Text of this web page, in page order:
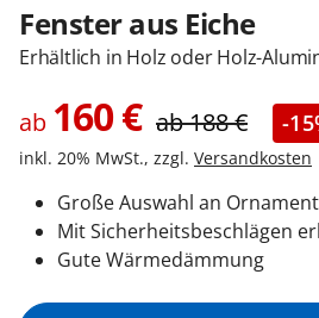
Anmelden / Registrieren
Fenster aus Eiche
Erhältlich in Holz oder Holz-
ab 160€ ab188€ -
inkl. 20% MwSt., zzgl. Versandkosten
Große Auswahl an
Mit Sicherheitsbeschlägen
Gute Wärmedämmung